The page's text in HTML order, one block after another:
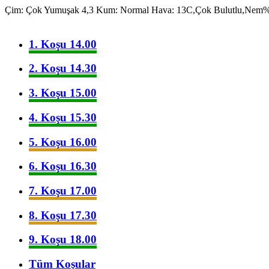
Çim: Çok Yumuşak 4,3 Kum: Normal Hava: 13C,Çok
1. Koşu 14.00
2. Koşu 14.30
3. Koşu 15.00
4. Koşu 15.30
5. Koşu 16.00
6. Koşu 16.30
7. Koşu 17.00
8. Koşu 17.30
9. Koşu 18.00
Tüm Koşular